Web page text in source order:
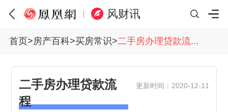
风财讯
首页>房产百科>买房常识>二手房办理贷款流...
二手房办理贷款流
程
更新时间：2020-12-11